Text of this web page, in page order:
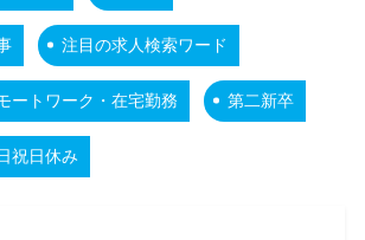
注目の求人検索ワード
ートワーク・在宅勤務 第二新卒
祝日休み